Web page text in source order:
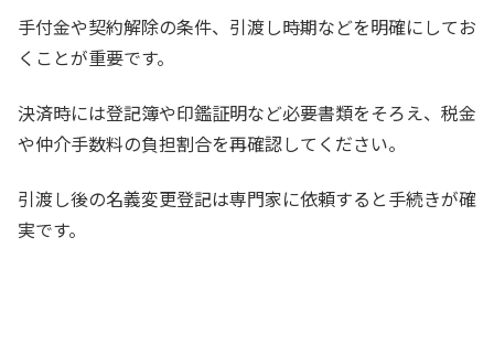
手付金や契約解除の条件、引渡し時期などを明確にしてお
くことが重要です。
決済時には登記簿や印鑑証明など必要書類をそろえ、税金
や仲介手数料の負担割合を再確認してください。
引渡し後の名義変更登記は専門家に依頼すると手続きが確
実です。